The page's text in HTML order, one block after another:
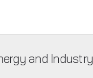
and Industry